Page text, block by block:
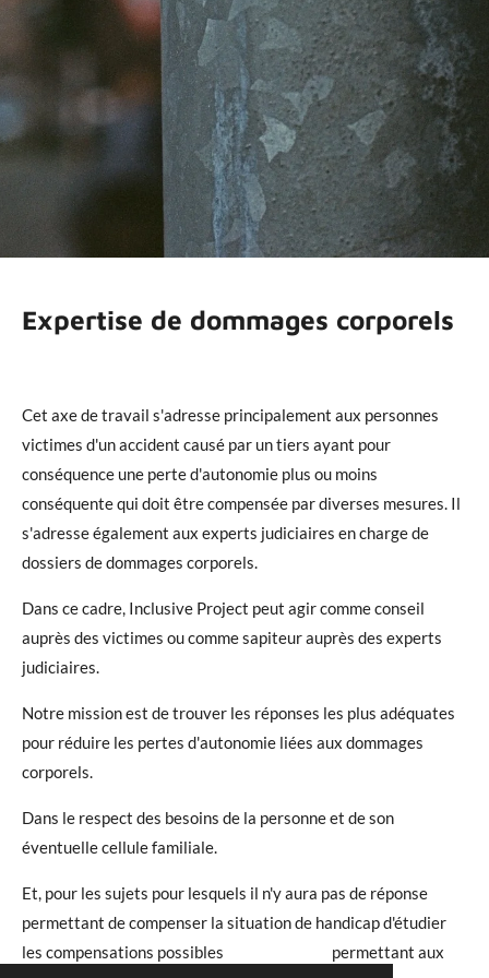
Expertise de dommages corporels
Cet axe de travail s'adresse principalement aux personnes
victimes d'un accident causé par un tiers ayant pour
conséquence une perte d'autonomie plus ou moins
conséquente qui doit être compensée par diverses mesures. Il
s'adresse également aux experts judiciaires en charge de
dossiers de dommages corporels.
Dans ce cadre, Inclusive Project peut agir comme conseil
auprès des victimes ou comme sapiteur auprès des experts
judiciaires.
Notre mission est de trouver les réponses les plus adéquates
pour réduire les pertes d'autonomie liées aux dommages
corporels.
Dans le respect des besoins de la personne et de son
éventuelle cellule familiale.
Et, pour les sujets pour lesquels il n'y aura pas de réponse
permettant de compenser la situation de handicap d'étudier
les compensations possibles permettant aux